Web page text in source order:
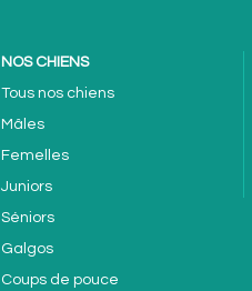
NOS CHIENS
Tous nos chiens
Mâles
Femelles
Juniors
Séniors
Galgos
Coups de pouce